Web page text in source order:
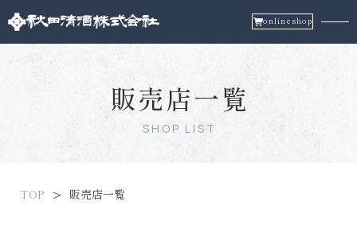
onlineshop
販売店一覧
SHOP LIST
TOP 販売店一覧